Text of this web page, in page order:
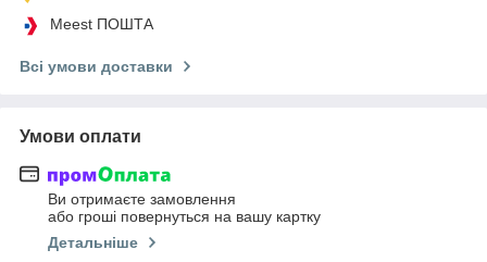
Meest ПОШТА
Всі умови доставки
Умови оплати
Ви отримаєте замовлення
або гроші повернуться на вашу картку
Детальніше